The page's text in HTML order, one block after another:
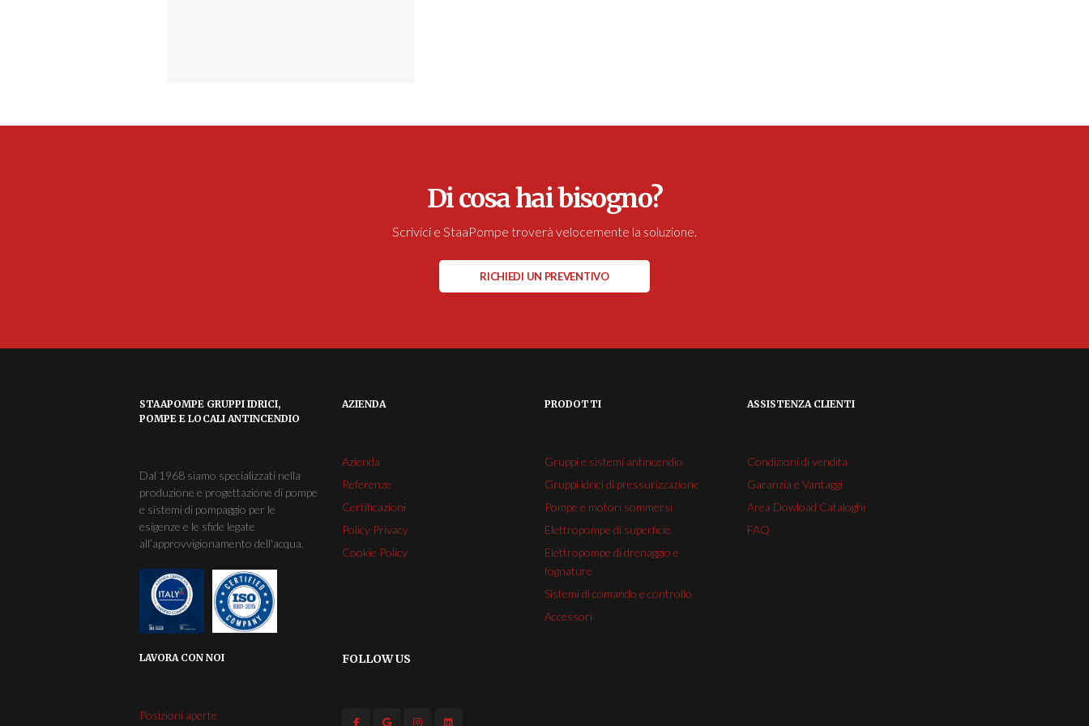
Di cosa hai bisogno?
Scrivici e StaaPompe troverà velocemente la soluzione.
RICHIEDI UN PREVENTIVO
STAAPOMPE GRUPPI IDRICI,
POMPE E LOCALI ANTINCENDIO
Dal 1968 siamo specializzati nella
produzione e progettazione di pompe
e sistemi di pompaggio per le
esigenze e le sfide legate
all’approvvigionamento dell'acqua.
AZIENDA
Azienda
Referenze
Certificazioni
Policy Privacy
Cookie Policy
PRODOTTI
Gruppi e sistemi antincendio
Gruppi idrici di pressurizzazione
Pompe e motori sommersi
Elettropompe di superficie
Elettropompe di drenaggio e
fognature
Sistemi di comando e controllo
Accessori
ASSISTENZA CLIENTI
Condizioni di vendita
Garanzia e Vantaggi
Area Dowload Cataloghi
FAQ
LAVORA CON NOI
Posizioni aperte
FOLLOW US